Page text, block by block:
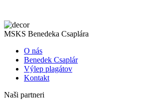
MSKS Benedeka Csaplára
O nás
Benedek Csaplár
Výlep plagátov
Kontakt
Naši partneri